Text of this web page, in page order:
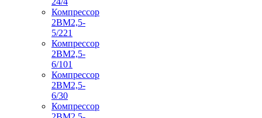
Компрессор
2ВМ2,5-
5/221
Компрессор
2ВМ2,5-
6/101
Компрессор
2ВМ2,5-
6/30
Компрессор